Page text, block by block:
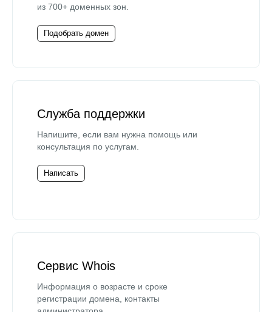
из 700+ доменных зон.
Подобрать домен
Служба поддержки
Напишите, если вам нужна помощь или
консультация по услугам.
Написать
Сервис Whois
Информация о возрасте и сроке
регистрации домена, контакты